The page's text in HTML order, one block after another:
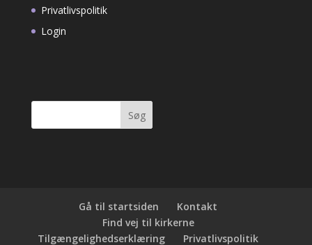
Privatlivspolitik
Login
Søg
Gå til startsiden
Kontakt
Find vej til kirkerne
Tilgængelighedserklæring
Privatlivspolitik